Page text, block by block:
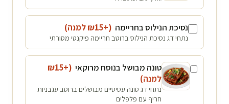
נסיכת הנילוס בחריימה (+₪
15 למנה)
נתחי דג נסיכת הנילוס ברוטב חריימה פיקנטי מסורתי
טונה מבושל בנוסח מרוקאי (+₪
15
למנה)
נתחי דג טונה עסיסיים מבושלים ברוטב עגבניות
חריף עם פלפלים